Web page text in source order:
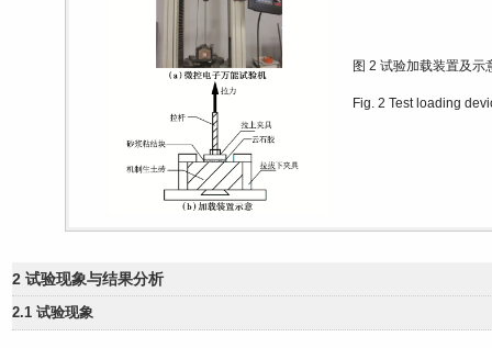
图 2 试验加载装置及示
Fig. 2 Test loading
2 试验现象与结果分析
2.1 试验现象